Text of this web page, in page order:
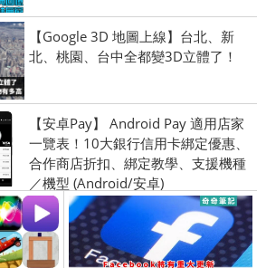
【Google 3D 地圖上線】台北、新
北、桃園、台中全都變3D立體了！
【安卓Pay】 Android Pay 適用店家
一覽表！10大銀行信用卡綁定優惠、
合作商店折扣、綁定教學、支援機種
／機型 (Android/安卓)